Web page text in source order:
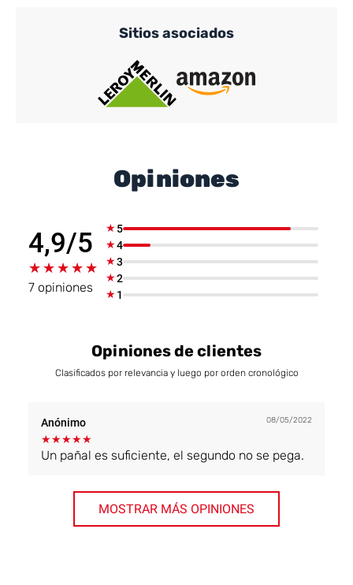
Sitios asociados
Opiniones
4,9/5
★★★★★
★★★★★
7 opiniones
★5
★4
★3
★2
★1
Opiniones de clientes
Clasificados por relevancia y luego por orden cronológico
Anónimo 08/05/2022
★★★★★
Un pañal es suficiente, el segundo no se pega.
MOSTRAR MÁS OPINIONES